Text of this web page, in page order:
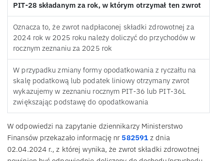
PIT-28 składanym za rok, w którym otrzymał ten zwrot
Oznacza to, że zwrot nadpłaconej składki zdrowotnej za
2024 rok w 2025 roku należy doliczyć do przychodów w
rocznym zeznaniu za 2025 rok
W przypadku zmiany formy opodatkowania z ryczałtu na
skalę podatkową lub podatek liniowy otrzymany zwrot
wykazujemy w zeznaniu rocznym PIT-36 lub PIT-36L
zwiększając podstawę do opodatkowania
W odpowiedzi na zapytanie dziennikarzy Ministerstwo
Finansów przekazało informację nr 582591 z dnia
02.04.2024 r., z której wynika, że zwrot składki zdrowotnej